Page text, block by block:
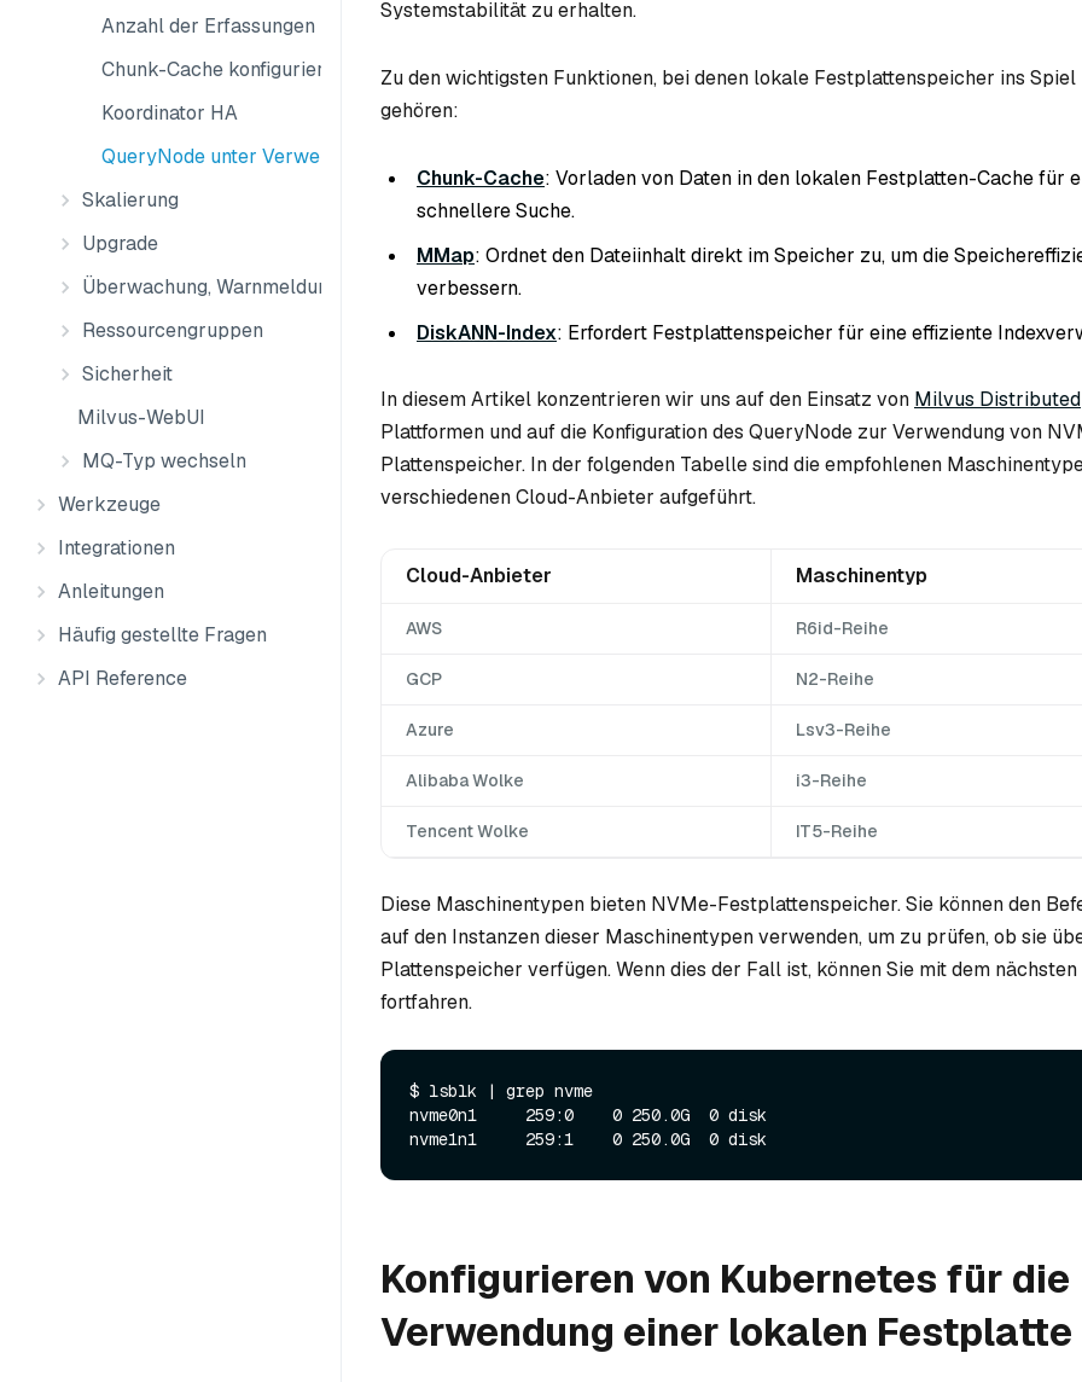
Anzahl der Erfassungen begrenzen
Chunk-Cache konfigurieren
Koordinator HA
QueryNode unter Verwendung der lokalen Festplatte
Skalierung
Upgrade
Überwachung, Warnmeldungen und Protokolle
Ressourcengruppen
Sicherheit
Milvus-WebUI
MQ-Typ wechseln
Werkzeuge
Integrationen
Anleitungen
Häufig gestellte Fragen
API Reference
Systemstabilität zu erhalten.
Zu den wichtigsten Funktionen, bei denen lokale Festplattenspeicher ins Spiel
gehören:
Chunk-Cache: Vorladen von Daten in den lokalen Festplatten-Cache für
schnellere Suche.
MMap: Ordnet den Dateiinhalt direkt im Speicher zu, um die
verbessern.
DiskANN-Index: Erfordert Festplattenspeicher für eine effiziente
In diesem Artikel konzentrieren wir uns auf den Einsatz von Milvus Distributed
Plattformen und auf die Konfiguration des QueryNode zur Verwendung von
Plattenspeicher. In der folgenden Tabelle sind die empfohlenen
verschiedenen Cloud-Anbieter aufgeführt.
Cloud-Anbieter Maschinentyp
AWS R6id-Reihe
GCP N2-Reihe
Azure Lsv3-Reihe
Alibaba Wolke i3-Reihe
Tencent Wolke IT5-Reihe
Diese Maschinentypen bieten NVMe-Festplattenspeicher. Sie können den
auf den Instanzen dieser Maschinentypen verwenden, um zu prüfen, ob sie
Plattenspeicher verfügen. Wenn dies der Fall ist, können Sie mit dem
fortfahren.
$ lsblk | grep nvme
nvme0n1     259:0    0 250.0G  0 disk
Konfigurieren von Kubernetes für die
Verwendung einer lokalen Festplatte